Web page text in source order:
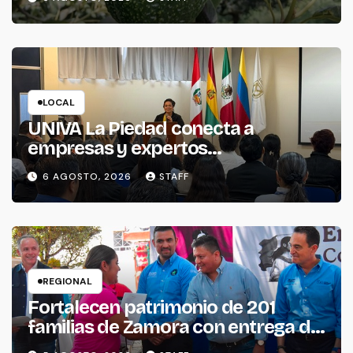
LOCAL
UNIVA La Piedad conecta a
empresas y expertos
internacionales para impulsar la
productividad empresarial
6 AGOSTO, 2026 STAFF
REGIONAL
Fortalecen patrimonio de 201
familias de Zamora con entrega de
escrituras